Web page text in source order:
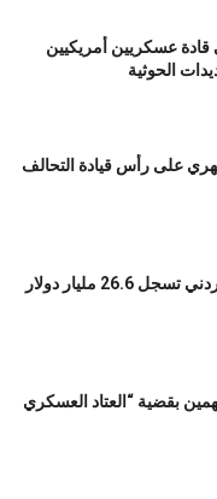
عسكريين أمريكيين
الحوثية
على رأس قيادة التحالف
احتياطيات البنك المركزي الأردني تسجل 26.6 مليار دولار
بقضية “العتاد العسكري